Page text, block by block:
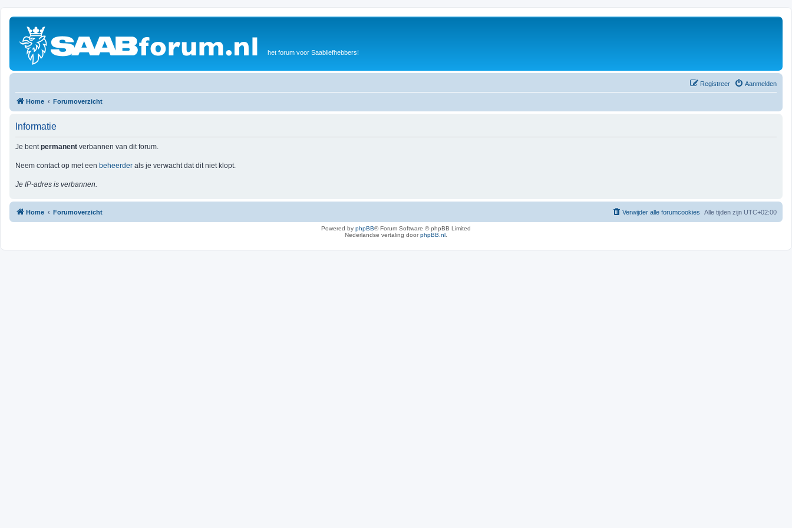
het forum voor Saabliefhebbers!
Aanmelden
Registreer
Home Forumoverzicht
Informatie
Je bentpermanent verbannen van dit forum.
Neem contact op met een beheerder als je verwacht dat dit niet klopt.
Je IP-adres is verbannen.
Home Forumoverzicht Alle tijden zijn UTC+02:00
Verwijder alle forumcookies
Powered by phpBB® Forum Software © phpBB Limited
Nederlandse vertaling doorphpBB.nl